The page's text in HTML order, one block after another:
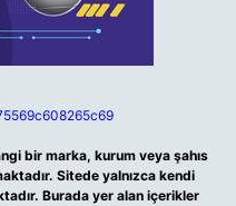
bir marka, kurum veya şahıs
Sitede yalnızca kendi
Burada yer alan içerikler